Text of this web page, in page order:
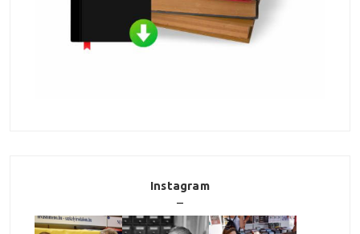
Instagram